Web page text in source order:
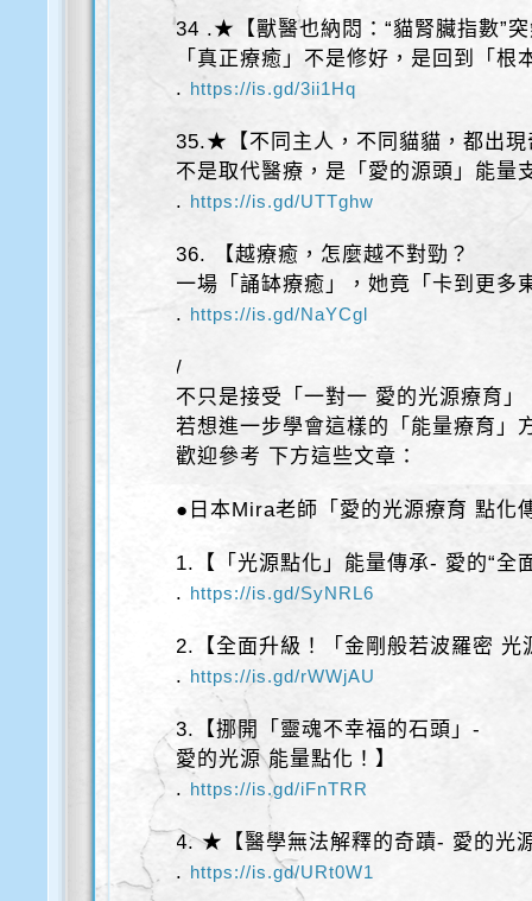
34 .★【獸醫也納悶：“貓腎臟指數”
「真正療癒」不是修好，是回到「根
. https://is.gd/3ii1Hq
35.★【不同主人，不同貓貓，都出現
不是取代醫療，是「愛的源頭」能量
. https://is.gd/UTTghw
36. 【越療癒，怎麼越不對勁？
一場「誦缽療癒」，她竟「卡到更多
. https://is.gd/NaYCgl
/
不只是接受「一對一 愛的光源療育」
若想進一步學會這樣的「能量療育」
歡迎參考 下方這些文章：
●日本Mira老師「愛的光源療育 點化
1.【「光源點化」能量傳承- 愛的“全
. https://is.gd/SyNRL6
2.【全面升級！「金剛般若波羅密 光
. https://is.gd/rWWjAU
3.【挪開「靈魂不幸福的石頭」-
愛的光源 能量點化！】
. https://is.gd/iFnTRR
4. ★【醫學無法解釋的奇蹟- 愛的光
. https://is.gd/URt0W1